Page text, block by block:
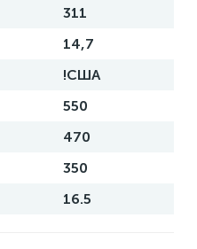
311
14,7
!США
550
470
350
16.5